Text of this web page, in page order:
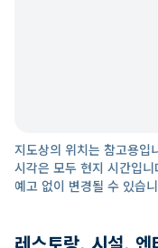
지도상의 위치는 참고용입
시각은 모두 현지 시간입
예고 없이 변경될 수 있습